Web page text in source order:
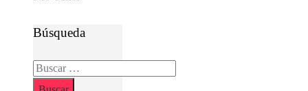
Búsqueda
Buscar: